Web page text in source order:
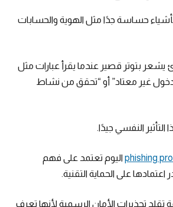
حساسة جدًا مثل الهوية والحسابات
يشعر بتوتر قصير عندما يقرأ عبارات مثل
غير معتاد” أو “تحقق من نشاط
النفسي جيدًا.
phishing اليوم تعتمد على فهم
على الحماية التقنية.
تحذيرات الأمان الرسمية لأنها تعرف